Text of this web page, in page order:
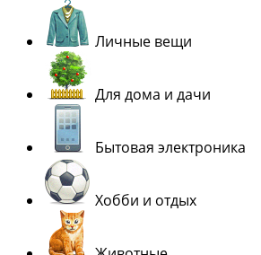
Личные вещи
Для дома и дачи
Бытовая электроника
Хобби и отдых